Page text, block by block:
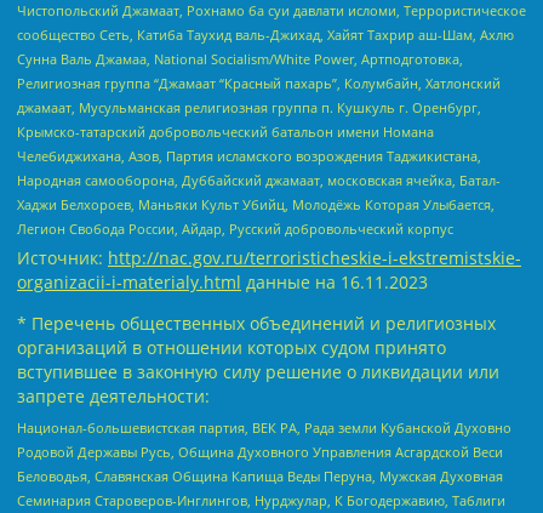
Чистопольский Джамаат, Рохнамо ба суи давлати исломи, Террористическое
сообщество Сеть, Катиба Таухид валь-Джихад, Хайят Тахрир аш-Шам, Ахлю
Сунна Валь Джамаа, National Socialism/White Power, Артподготовка,
Религиозная группа “Джамаат “Красный пахарь”, Колумбайн, Хатлонский
джамаат, Мусульманская религиозная группа п. Кушкуль г. Оренбург,
Крымско-татарский добровольческий батальон имени Номана
Челебиджихана, Азов, Партия исламского возрождения Таджикистана,
Народная самооборона, Дуббайский джамаат, московская ячейка, Батал-
Хаджи Белхороев, Маньяки Культ Убийц, Молодёжь Которая Улыбается,
Легион Свобода России, Айдар, Русский добровольческий корпус
Источник: http://nac.gov.ru/terroristicheskie-i-ekstremistskie-
organizacii-i-materialy.html данные на 16.11.2023
* Перечень общественных объединений и религиозных
организаций в отношении которых судом принято
вступившее в законную силу решение о ликвидации или
запрете деятельности:
Национал-большевистская партия, ВЕК РА, Рада земли Кубанской Духовно
Родовой Державы Русь, Община Духовного Управления Асгардской Веси
Беловодья, Славянская Община Капища Веды Перуна, Мужская Духовная
Семинария Староверов-Инглингов, Нурджулар, К Богодержавию, Таблиги